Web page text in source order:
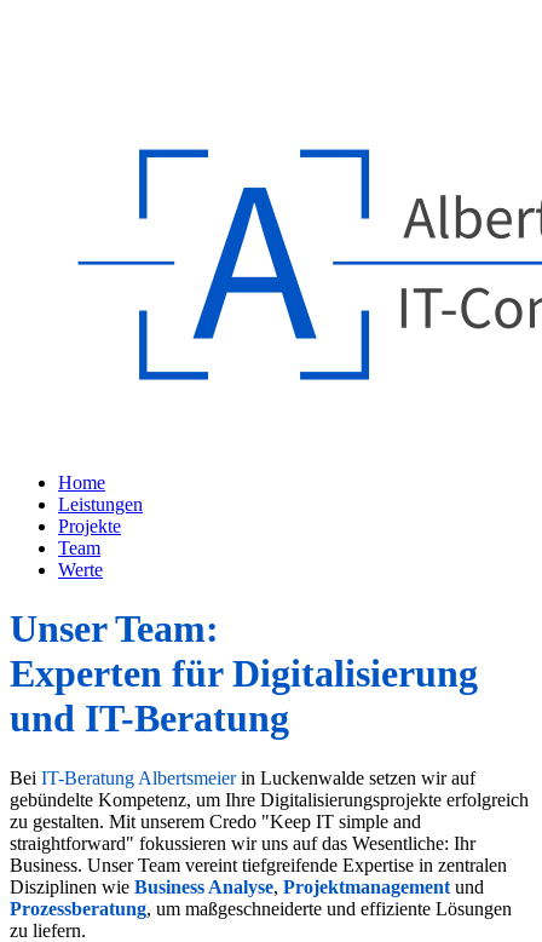
Home
Leistungen
Projekte
Team
Werte
Unser Team:
Experten für Digitalisierung
und IT-Beratung
Bei IT-Beratung Albertsmeierin Luckenwalde setzen wir auf
gebündelte Kompetenz, um Ihre Digitalisierungsprojekte erfolgreich
zu gestalten. Mit unserem Credo "Keep IT simple and
straightforward" fokussieren wir uns auf das Wesentliche: Ihr
Business. Unser Team vereint tiefgreifende Expertise in zentralen
Disziplinen wie Business Analyse, Projektmanagement und
Prozessberatung, um maßgeschneiderte und effiziente Lösungen
zu liefern.